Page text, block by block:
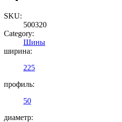
SKU:
500320
Category:
Шины
ширина:
225
профиль:
50
диаметр: